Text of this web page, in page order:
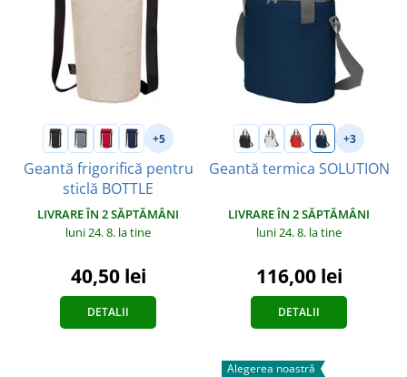
+5
Geantă frigorifică pentru
sticlă BOTTLE
LIVRARE ÎN 2 SĂPTĂMÂNI
luni 24. 8. la tine
40,50 lei
DETALII
+3
Geantă termica SOLUTION
LIVRARE ÎN 2 SĂPTĂMÂNI
luni 24. 8. la tine
116,00 lei
DETALII
Alegerea noastră